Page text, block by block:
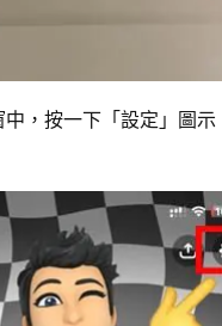
，按一下「設定」圖示